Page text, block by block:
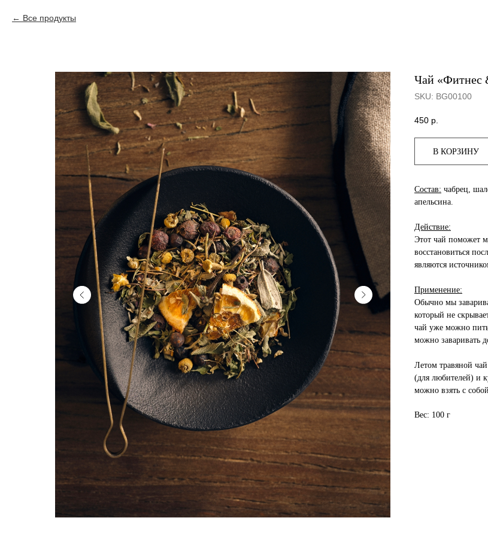
Все продукты
Чай «Фитнес
SKU: BG00100
450 р.
В КОРЗИНУ
Состав: чабрец,
апельсина.
Действие:
Этот чай поможет
восстановиться
являются
Применение:
Обычно мы
который не
чай уже можно
можно заваривать
Летом травяной
(для любителей) и
можно взять с
Вес: 100 г